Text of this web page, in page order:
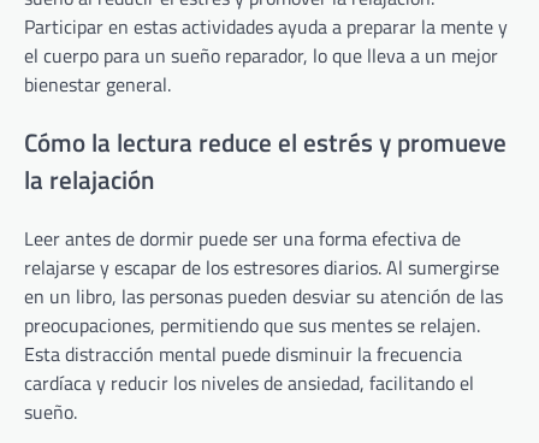
Participar en estas actividades ayuda a preparar la mente y
el cuerpo para un sueño reparador, lo que lleva a un mejor
bienestar general.
Cómo la lectura reduce el estrés y promueve
la relajación
Leer antes de dormir puede ser una forma efectiva de
relajarse y escapar de los estresores diarios. Al sumergirse
en un libro, las personas pueden desviar su atención de las
preocupaciones, permitiendo que sus mentes se relajen.
Esta distracción mental puede disminuir la frecuencia
cardíaca y reducir los niveles de ansiedad, facilitando el
sueño.